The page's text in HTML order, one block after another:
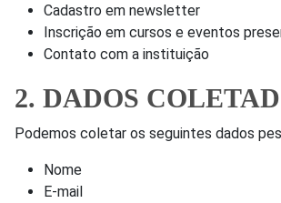
Cadastro em newsletter
Inscrição em cursos e eventos
Contato com a instituição
2. DADOS
Podemos coletar os seguintes dados
Nome
E-mail